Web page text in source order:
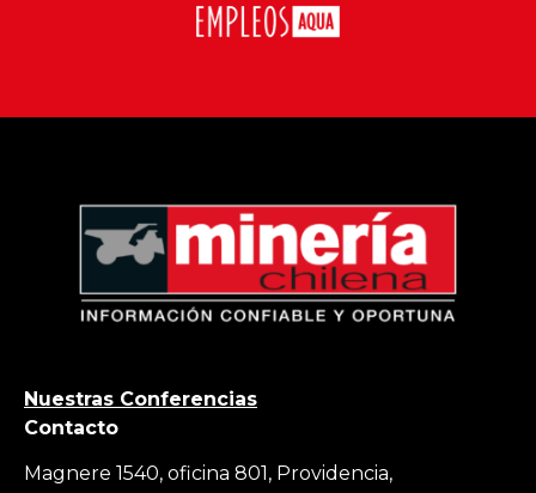
Nuestras Conferencias
Contacto
Magnere 1540, oficina 801, Providencia,